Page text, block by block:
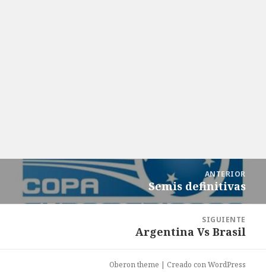
Navegación
entradas
ANTERIOR
Entrada
anterior:
Semis definitivas
SIGUIENTE
Entrada
Argentina Vs Brasil
Oberon theme | Creado con WordPress